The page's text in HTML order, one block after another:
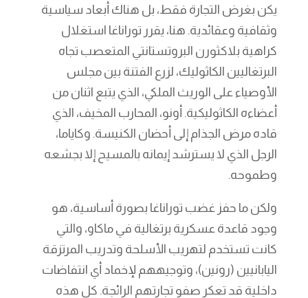
يكن بغرض التجارة فقط، بل هناك أبعاد سياسية
وثقافية وعقائدية. هنا، يقرر توراناغا استغلال
كراهية بلاكثورن البروتستانتي المتعصب تجاه
البرتغاليين الكاثوليك، لزرع الفتنة بين مجلس
الأوصياء على الوريث الملكي، الذي يتبع اثنان من
أعضاءه الكاثوليكية. أونو، المحارب المخيف، الذي
قاده مرض الجذام إلى أحضان الكنيسة. وكاياما،
الرجل الذي لا يسترشد إيمانه بالمسيح إلا بجشعه
وطموحه.
ولكن ما حفز غضب توراناغا بصورة أساسية، هو
وجود قاعدة عسكرية برتغالية في ماكاو، والتي
كانت تستخدم لتهريب الأسلحة وتدريب المرتزقة
اليابانيين (رونين)، وتوجيههم لإخماد أي انتفاضات
داخلية قد تعكر صفو تجارتهم الرائجة. كل هذه